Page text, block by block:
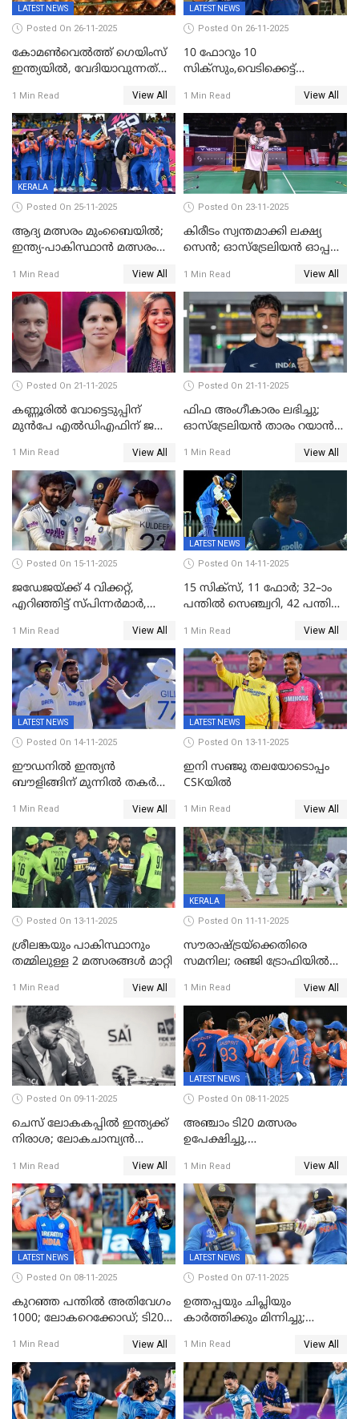
LATEST NEWS
Posted On 26-11-2025
കോമൺവെൽത്ത് ഗെയിംസ്
ഇന്ത്യയിൽ, വേദിയാവുന്നത്
1 Min Read View All
LATEST NEWS
Posted On 26-11-2025
10 ഫോറും 10
സിക്‌സും,വെടിക്കെട്ട്
അര്‍ധ സെഞ്ചുറിയുമായി
സഞ്ജു; ഒഡിഷയെ 10
വിക്കറ്റിന് തകര്‍ത്ത് കേരളം
1 Min Read View All
KERALA
Posted On 25-11-2025
ആദ്യ മത്സരം മുംബൈയിൽ;
ഇന്ത്യ-പാകിസ്ഥാൻ മത്സരം
ലോകകപ്പിന്‍റെ മത്സരക്രമം
പ്രഖ്യാപിച്ചു
1 Min Read View All
Posted On 23-11-2025
കിരീടം സ്വന്തമാക്കി ലക്ഷ്യ
സെന്‍; ഓസ്ട്രേലിയന്‍ ഓപ്പണ്‍
1 Min Read View All
Posted On 21-11-2025
കണ്ണൂരിൽ വോട്ടെടുപ്പിന്
മുൻപേ എൽഡിഎഫിന് ജയം;
സ്ഥാനാർഥികളില്ല
1 Min Read View All
Posted On 21-11-2025
ഫിഫ അംഗീകാരം ലഭിച്ചു;
ഓസ്‌ട്രേലിയന്‍ താരം റയാന്‍
നീലക്കുപ്പായത്തില്‍ കളിക്കാം
1 Min Read View All
Posted On 15-11-2025
ജഡേജയ്ക്ക് 4 വിക്കറ്റ്,
എറിഞ്ഞിട്ട് സ്പിന്നർമാർ,
പ്രോട്ടീസ്
1 Min Read View All
LATEST NEWS
Posted On 14-11-2025
15 സിക്സ്, 11 ഫോർ; 32–ാം
പന്തിൽ സെഞ്ച്വറി, 42 പന്തിൽ
1 Min Read View All
LATEST NEWS
Posted On 14-11-2025
ഈഡനിൽ ഇന്ത്യൻ
ബൗളിങ്ങിന് മുന്നിൽ തകർന്ന്
പുറത്ത്; ബുമ്രയ്ക്ക് അഞ്ച്
വിക്കറ്റ്
1 Min Read View All
LATEST NEWS
Posted On 13-11-2025
ഇനി സഞ്ജു തലയോടൊപ്പം
CSKയിൽ
1 Min Read View All
Posted On 13-11-2025
ശ്രീലങ്കയും പാകിസ്ഥാനും
തമ്മിലുള്ള 2 മത്സരങ്ങള്‍ മാറ്റി
1 Min Read View All
KERALA
Posted On 11-11-2025
സൗരാഷ്ട്രയ്‌ക്കെതിരെ
സമനില; രഞ്ജി ട്രോഫിയിൽ
1 Min Read View All
Posted On 09-11-2025
ചെസ് ലോകകപ്പില്‍ ഇന്ത്യക്ക്
നിരാശ; ലോകചാമ്പ്യന്‍
1 Min Read View All
LATEST NEWS
Posted On 08-11-2025
അഞ്ചാം ടി20 മത്സരം
ഉപേക്ഷിച്ചു,
ജയിച്ച് ഇന്ത്യ
1 Min Read View All
LATEST NEWS
Posted On 08-11-2025
കുറഞ്ഞ പന്തിൽ അതിവേഗം
1000; ലോകറെക്കോഡ്; ടി20
അപൂര്‍വനേട്ടവുമായി
അഭിഷേക് ശർമ
1 Min Read View All
LATEST NEWS
Posted On 07-11-2025
ഉത്തപ്പയും ചിപ്ലിയും
കാർത്തിക്കും മിന്നിച്ചു;
ഇന്ത്യ; ഹോങ്കോങ് സിക്സസ്
ക്രിക്കറ്റ് ടൂർണമെന്റിൽ ജയം
1 Min Read View All